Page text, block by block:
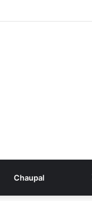
Chaupal